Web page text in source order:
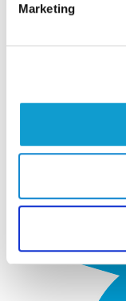
Marketing